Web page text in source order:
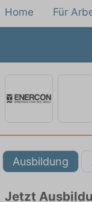
Home Für
Ausbildung
Jetzt